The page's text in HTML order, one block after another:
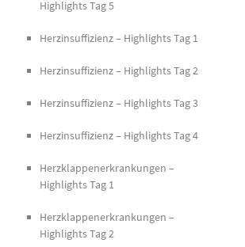
Highlights Tag 5
Herzinsuffizienz – Highlights Tag 1
Herzinsuffizienz – Highlights Tag 2
Herzinsuffizienz – Highlights Tag 3
Herzinsuffizienz – Highlights Tag 4
Herzklappenerkrankungen –
Highlights Tag 1
Herzklappenerkrankungen –
Highlights Tag 2